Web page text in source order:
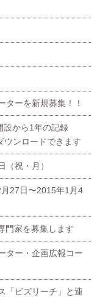
ターを新規募集！！
設から1年の記録
ウンロードできます
（祝・月）
月27日〜2015年1月4
門家を募集します
ター・企画広報コー
「ビズリーチ」と連